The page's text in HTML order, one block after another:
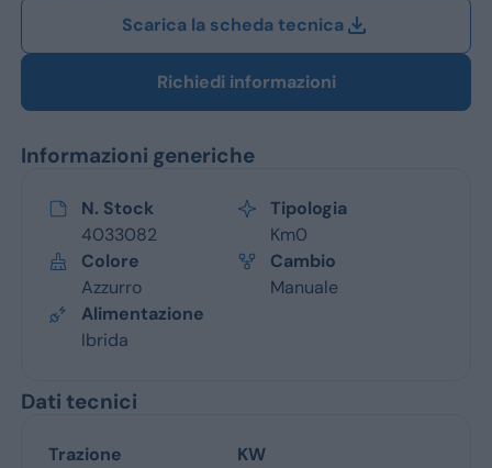
Scarica la scheda tecnica
Richiedi informazioni
Informazioni generiche
N. Stock
4033082
Tipologia
Km0
Colore
Azzurro
Cambio
Manuale
Alimentazione
Ibrida
Dati tecnici
Trazione
KW